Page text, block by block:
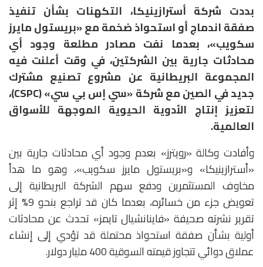
بددت شركة أسترازينيكا، التكهنات بشأن تنفيذ
صفقة اندماج أو استحواذ ضخمة مع «بريستول مايرز
سكويب»، بعدما نفت مصادر مطلعة وجود أي
محادثات جارية بين الشركتين، في وقت أعلنت فيه
المجموعة البريطانية عن مشروع تصنيع مشترك
جديد في الصين مع شركة «سي إس بي سي» (CSPC)،
لتعزيز إنتاج الأدوية الحيوية الموجهة للأسواق
العالمية.
وأفادت وكالة «رويترز» بعدم وجود أي محادثات جارية بين
«أسترازينيكا» و«بريستول مايرز سكويب»، وهو ما هدأ
مخاوف المستثمرين ودفع سهم الشركة البريطانية إلى
تعويض جزء من خسائره، بعدما كان قد تراجع بنحو 9% إثر
تقرير نشرته صحيفة «فاينانشيال تايمز» تحدث عن محادثات
أولية بشأن صفقة استحواذ محتملة قد تؤدي إلى إنشاء
عملاق دوائي تتجاوز قيمته السوقية 400 مليار دولار.